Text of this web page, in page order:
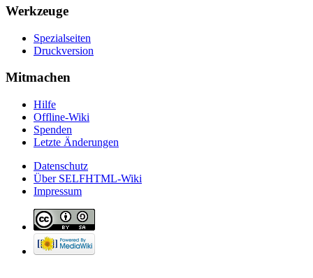
Werkzeuge
Spezialseiten
Druckversion
Mitmachen
Hilfe
Offline-Wiki
Spenden
Letzte Änderungen
Datenschutz
Über SELFHTML-Wiki
Impressum